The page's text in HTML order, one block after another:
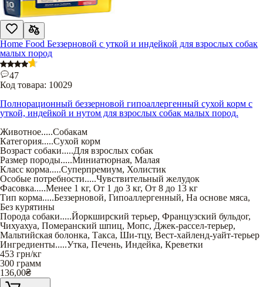
Home Food Беззерновой с уткой и индейкой для взрослых собак
малых пород
47
Код товара: 10029
Полнорационный беззерновой гипоаллергенный сухой корм с
уткой, индейкой и нутом для взрослых собак малых пород.
Животное.....Собакам
Категория.....Сухой корм
Возраст собаки.....Для взрослых собак
Размер породы.....Миниатюрная, Малая
Класс корма.....Суперпремиум, Холистик
Особые потребности.....Чувствительный желудок
Фасовка.....Менее 1 кг, От 1 до 3 кг, От 8 до 13 кг
Тип корма.....Беззерновой, Гипоаллергенный, На основе мяса,
Без курятины
Порода собаки.....Йоркширский терьер, Французский бульдог,
Чихуахуа, Померанский шпиц, Мопс, Джек-рассел-терьер,
Мальтийская болонка, Такса, Ши-тцу, Вест-хайленд-уайт-терьер
Ингредиенты.....Утка, Печень, Индейка, Креветки
453 грн/кг
300 грамм
136,00₴